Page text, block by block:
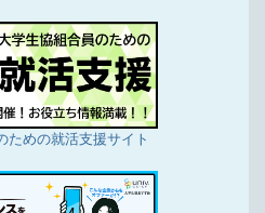
ための就活支援サイト